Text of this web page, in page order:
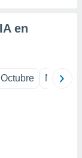
en
Octubre